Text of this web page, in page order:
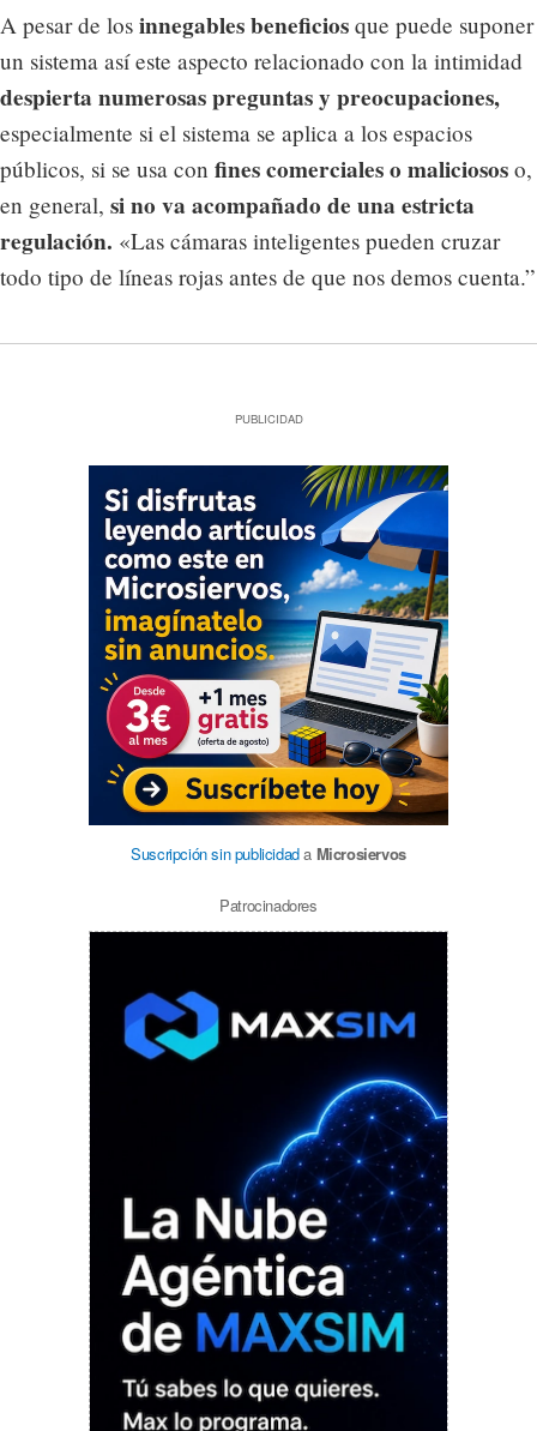
A pesar de los innegables beneficios que puede suponer
un sistema así este aspecto relacionado con la intimidad
despierta numerosas preguntas y preocupaciones,
especialmente si el sistema se aplica a los espacios
públicos, si se usa con fines comerciales o maliciosos o,
en general, si no va acompañado de una estricta
regulación. «Las cámaras inteligentes pueden cruzar
todo tipo de líneas rojas antes de que nos demos cuenta.”
PUBLICIDAD
Suscripción sin publicidada Microsiervos
Patrocinadores